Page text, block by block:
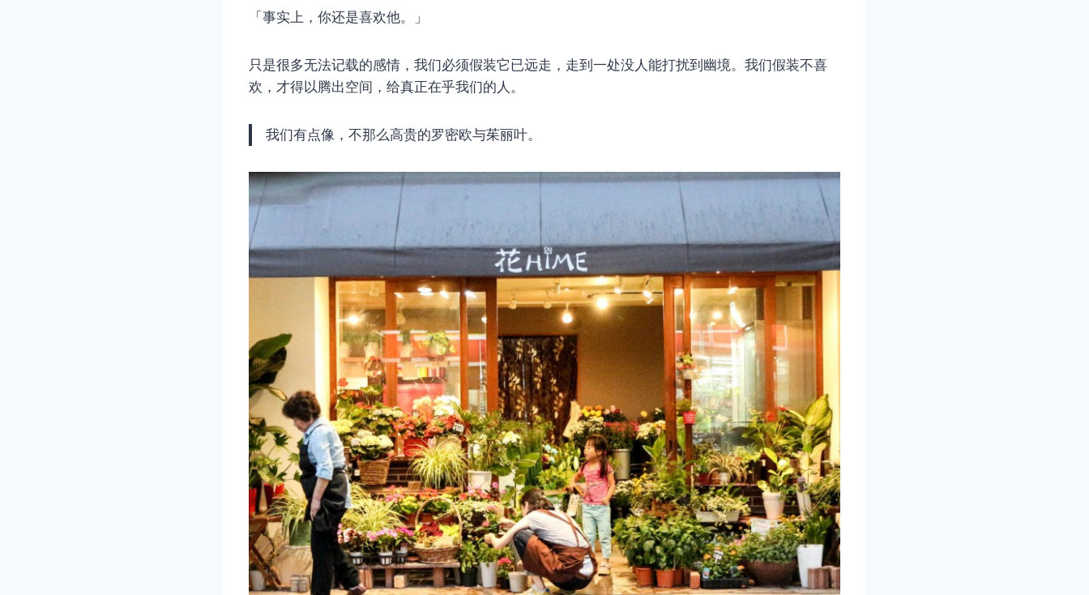
「事实上，你还是喜欢他。」
只是很多无法记载的感情，我们必须假装它已远走，走到一处没人能打扰到幽境。我们假装不喜
欢，才得以腾出空间，给真正在乎我们的人。
我们有点像，不那么高贵的罗密欧与茱丽叶。